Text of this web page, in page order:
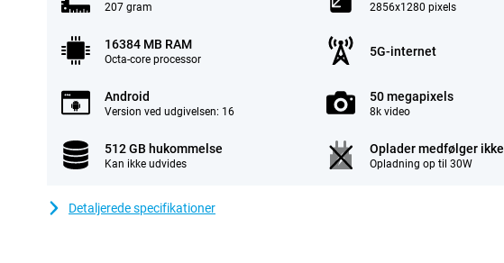
207 gram 2856x1280 pixels
16384 MB RAM
Octa-core processor
5G-internet
Android
Version ved udgivelsen: 16
50 megapixels
8k video
512 GB hukommelse
Kan ikke udvides
Oplader medfølger ikke
Opladning op til 30W
Detaljerede specifikationer